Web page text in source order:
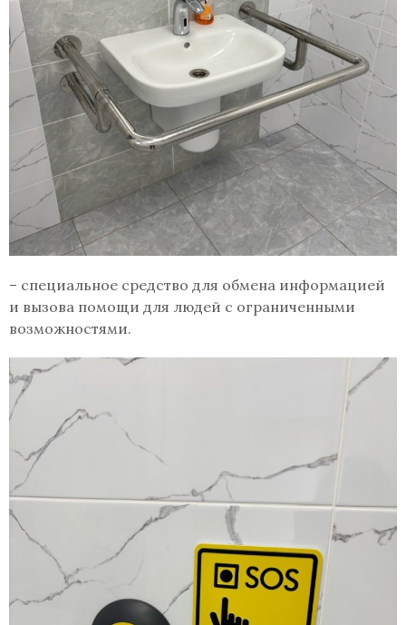
– специальное средство для обмена информацией
и вызова помощи для людей с ограниченными
возможностями.